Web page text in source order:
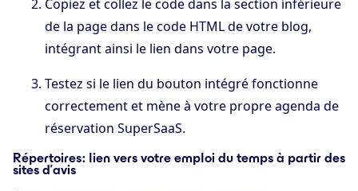
Copiez et collez le code dans la section inférieure
de la page dans le code HTML de votre blog,
intégrant ainsi le lien dans votre page.
Testez si le lien du bouton intégré fonctionne
correctement et mène à votre propre agenda de
réservation SuperSaaS.
Répertoires : lien vers votre emploi du temps à partir des
sites d’avis